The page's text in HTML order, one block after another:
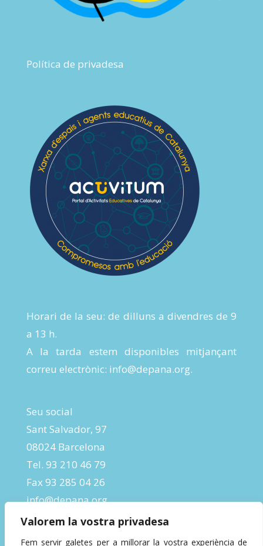
Valorem la vostra privadesa
Fem servir galetes per a millorar la vostra experiència de
Política de privadesa
Horari de la seu: de dilluns a divendres de 9
a 13 h.
A la tarda estem disponibles mitjançant
correu electrònic: info@depana.org.
Seu social
Sant Salvador, 97
08024 Barcelona
Tel. 93 210 46 79
Fax 93 285 04 26
info@depana.org